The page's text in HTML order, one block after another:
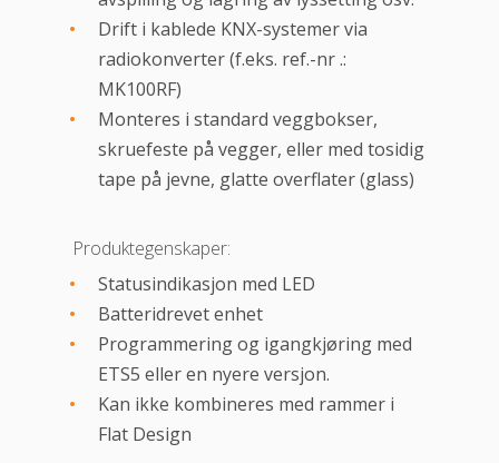
Drift i kablede KNX-systemer via
radiokonverter (f.eks. ref.-nr .:
MK100RF)
Monteres i standard veggbokser,
skruefeste på vegger, eller med tosidig
tape på jevne, glatte overflater (glass)
Produktegenskaper:
Statusindikasjon med LED
Batteridrevet enhet
Programmering og igangkjøring med
ETS5 eller en nyere versjon.
Kan ikke kombineres med rammer i
Flat Design